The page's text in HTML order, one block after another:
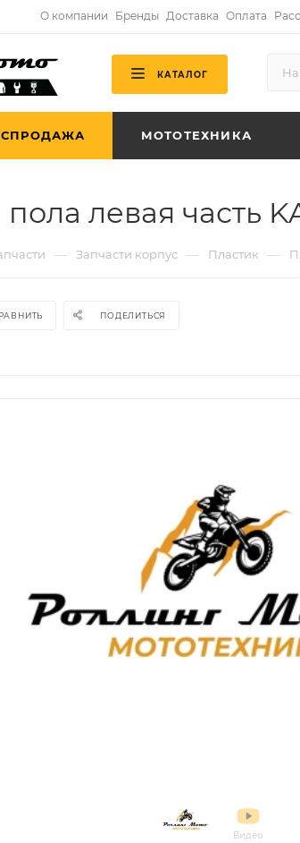
О компании Бренды Доставка Оплата
КАТАЛОГ
МОТОТЕХНИКА
левая часть
— Запчасти корпус — Пластик —
ПОДЕЛИТЬСЯ
Видео